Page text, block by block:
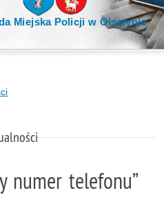
Miejska Policji w Olsztynie
numer telefonu”